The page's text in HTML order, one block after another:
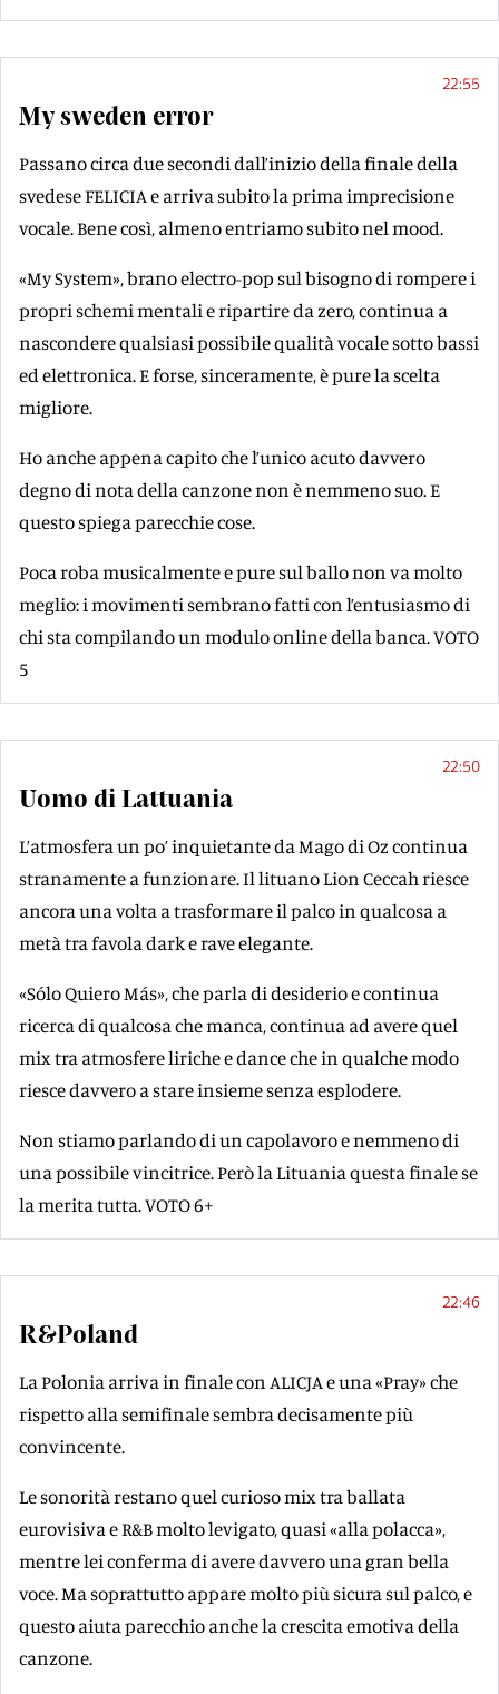
22:55
My sweden error
Passano circa due secondi dall’inizio della finale della
svedese FELICIA e arriva subito la prima imprecisione
vocale. Bene così, almeno entriamo subito nel mood.
«My System», brano electro-pop sul bisogno di rompere i
propri schemi mentali e ripartire da zero, continua a
nascondere qualsiasi possibile qualità vocale sotto bassi
ed elettronica. E forse, sinceramente, è pure la scelta
migliore.
Ho anche appena capito che l’unico acuto davvero
degno di nota della canzone non è nemmeno suo. E
questo spiega parecchie cose.
Poca roba musicalmente e pure sul ballo non va molto
meglio: i movimenti sembrano fatti con l’entusiasmo di
chi sta compilando un modulo online della banca. VOTO
5
22:50
Uomo di Lattuania
L’atmosfera un po’ inquietante da Mago di Oz continua
stranamente a funzionare. Il lituano Lion Ceccah riesce
ancora una volta a trasformare il palco in qualcosa a
metà tra favola dark e rave elegante.
«Sólo Quiero Más», che parla di desiderio e continua
ricerca di qualcosa che manca, continua ad avere quel
mix tra atmosfere liriche e dance che in qualche modo
riesce davvero a stare insieme senza esplodere.
Non stiamo parlando di un capolavoro e nemmeno di
una possibile vincitrice. Però la Lituania questa finale se
la merita tutta. VOTO 6+
22:46
R&Poland
La Polonia arriva in finale con ALICJA e una «Pray» che
rispetto alla semifinale sembra decisamente più
convincente.
Le sonorità restano quel curioso mix tra ballata
eurovisiva e R&B molto levigato, quasi «alla polacca»,
mentre lei conferma di avere davvero una gran bella
voce. Ma soprattutto appare molto più sicura sul palco, e
questo aiuta parecchio anche la crescita emotiva della
canzone.